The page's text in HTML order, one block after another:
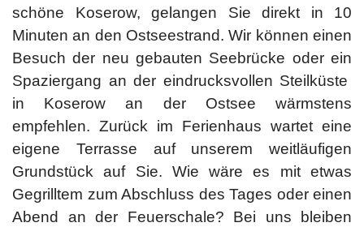
schöne Koserow, gelangen Sie direkt in 10
Minuten an den Ostseestrand. Wir können einen
Besuch der neu gebauten Seebrücke oder ein
Spaziergang an der eindrucksvollen Steilküste
in Koserow an der Ostsee wärmstens
empfehlen. Zurück im Ferienhaus wartet eine
eigene Terrasse auf unserem weitläufigen
Grundstück auf Sie. Wie wäre es mit etwas
Gegrilltem zum Abschluss des Tages oder einen
Abend an der Feuerschale? Bei uns bleiben